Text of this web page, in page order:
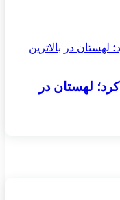
لهستان در